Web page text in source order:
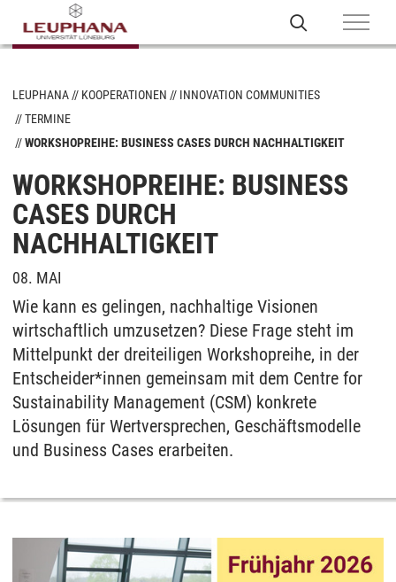
LEUPHANA KOOPERATIONEN
INNOVATION COMMUNITIES
TERMINE
WORKSHOPREIHE: BUSINESS CASES DURCH NACHHALTIGKEIT
WORKSHOPREIHE: BUSINESS
CASES DURCH
NACHHALTIGKEIT
08. MAI
Wie kann es gelingen, nachhaltige Visionen
wirtschaftlich umzusetzen? Diese Frage steht im
Mittelpunkt der dreiteiligen Workshopreihe, in der
Entscheider*innen gemeinsam mit dem Centre for
Sustainability Management (CSM) konkrete
Lösungen für Wertversprechen, Geschäftsmodelle
und Business Cases erarbeiten.